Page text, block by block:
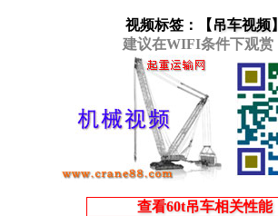
视频标签：【 吊车视频】
建议在WIFI条件下观赏
查看60t吊车相关性能